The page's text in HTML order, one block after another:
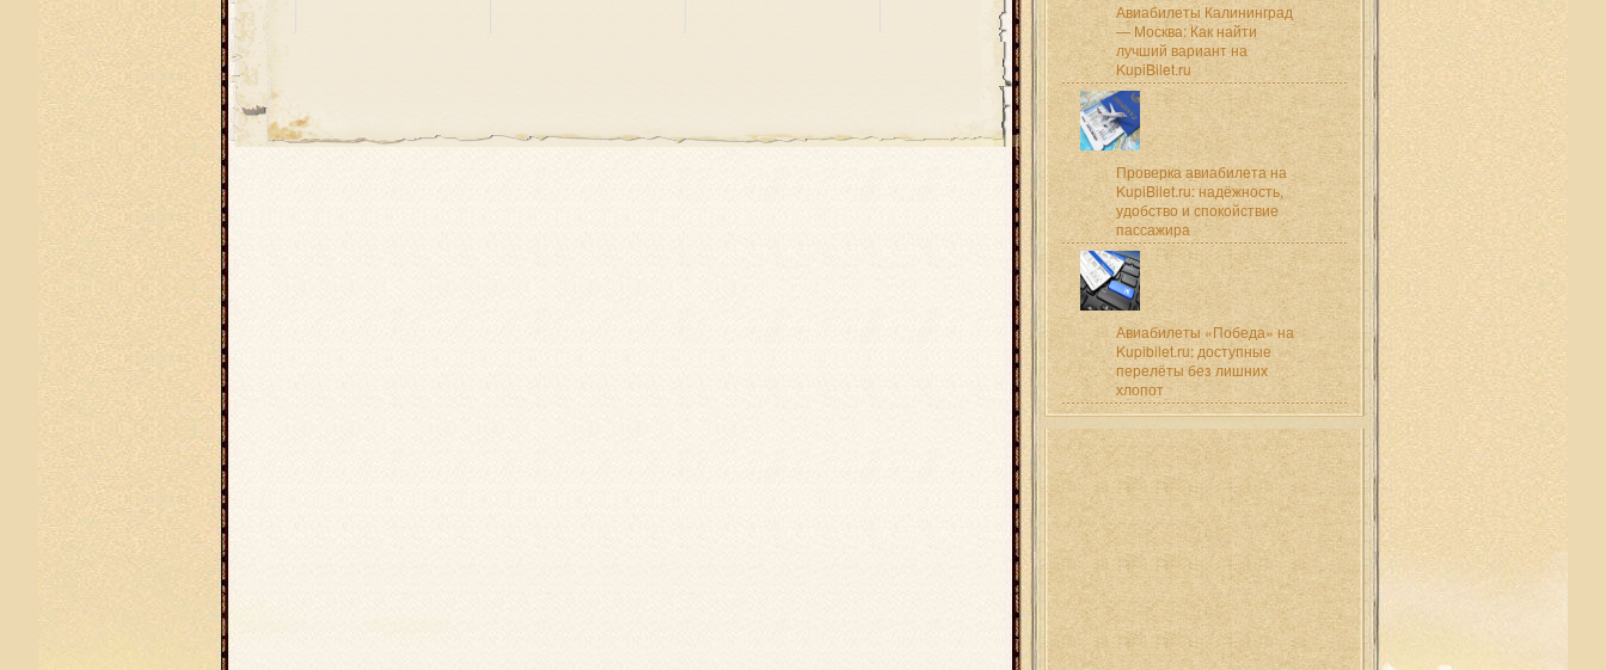
Авиабилеты Калининград
— Москва: Как найти
лучший вариант на
KupiBilet.ru
Проверка авиабилета на
KupiBilet.ru: надёжность,
удобство и спокойствие
пассажира
Авиабилеты «Победа» на
Kupibilet.ru: доступные
перелёты без лишних
хлопот